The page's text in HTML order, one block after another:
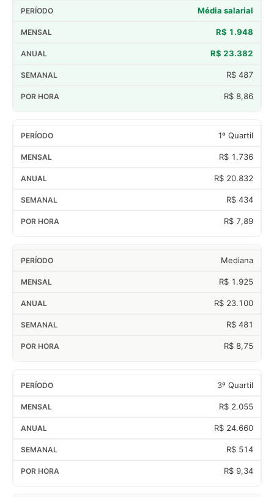
Média salarial
R$ 1.948
R$ 23.382
R$ 487
R$ 8,86
1º Quartil
R$ 1.736
R$ 20.832
R$ 434
R$ 7,89
Mediana
R$ 1.925
R$ 23.100
R$ 481
R$ 8,75
3º Quartil
R$ 2.055
R$ 24.660
R$ 514
R$ 9,34